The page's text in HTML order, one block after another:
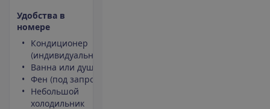
Удобства в
номере
Кондиционер
(индивидуальный)
Ванна или душ
Фен (под запрос)
Небольшой
холодильник